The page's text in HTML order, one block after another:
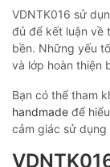
VDNTK016 sử
đủ để kết luận về
bền. Những yếu
và lớp hoàn thiện
Bạn có thể tham
handmade để
cảm giác sử dụng